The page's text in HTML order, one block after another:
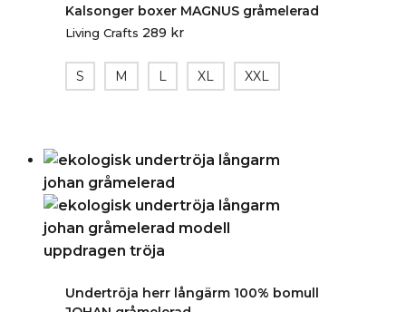
Kalsonger boxer MAGNUS gråmelerad
Living Crafts 289 kr
S M L XL XXL
Undertröja herr långärm 100% bomull